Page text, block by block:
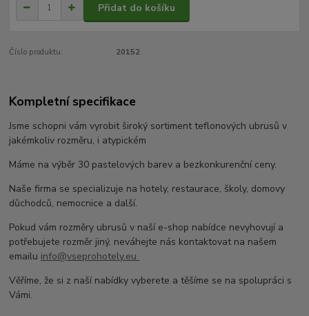
Přidat do košíku
Číslo produktu: 20152
Kompletní specifikace
Jsme schopni vám vyrobit široký sortiment teflonových ubrusů v
jakémkoliv rozměru, i atypickém
Máme na výběr 30 pastelových barev a bezkonkurenční ceny.
Naše firma se specializuje na hotely, restaurace, školy, domovy
důchodců, nemocnice a další.
Pokud vám rozměry ubrusů v naší e-shop nabídce nevyhovují a
potřebujete rozměr jiný, neváhejte nás kontaktovat na našem
emailu info@vseprohotely.eu
Věříme, že si z naší nabídky vyberete a těšíme se na spolupráci s
Vámi.